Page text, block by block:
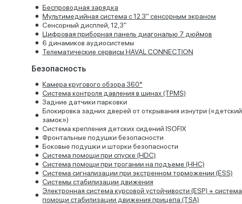
Беспроводная зарядка
Мультимедийная система с 12.3" сенсорным экраном
Сенсорный дисплей, 12,3"
Цифровая приборная панель диагональю 7 дюймов
6 динамиков аудиосистемы
Телематические сервисы HAVAL CONNECTION
Безопасность
Камера кругового обзора 360°
Система контроля давления в шинах (TPMS)
Задние датчики парковки
Блокировка задних дверей от открывания изнутри («детский
замок»)
Система крепления детских сидений ISOFIX
Фронтальные подушки безопасности
Боковые подушки и шторки безопасности
Система помощи при спуске (HDC)
Система помощи при трогании на подъеме (HHC)
Система сигнализации при экстренном торможении (ESS)
Системы стабилизации движения
Электронная система курсовой устойчивости (ESP) + система
помощи стабилизации движения прицепа (TSA)